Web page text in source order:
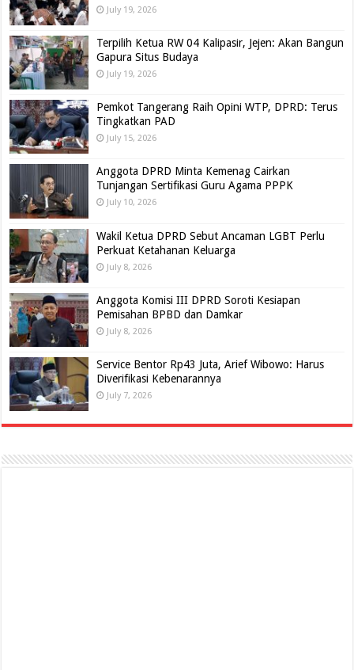
July 19, 2026
Terpilih Ketua RW 04 Kalipasir, Jejen: Akan Bangun
Gapura Situs Budaya
July 19, 2026
Pemkot Tangerang Raih Opini WTP, DPRD: Terus
Tingkatkan PAD
July 15, 2026
Anggota DPRD Minta Kemenag Cairkan
Tunjangan Sertifikasi Guru Agama PPPK
July 10, 2026
Wakil Ketua DPRD Sebut Ancaman LGBT Perlu
Perkuat Ketahanan Keluarga
July 8, 2026
Anggota Komisi III DPRD Soroti Kesiapan
Pemisahan BPBD dan Damkar
July 8, 2026
Service Bentor Rp43 Juta, Arief Wibowo: Harus
Diverifikasi Kebenarannya
July 7, 2026